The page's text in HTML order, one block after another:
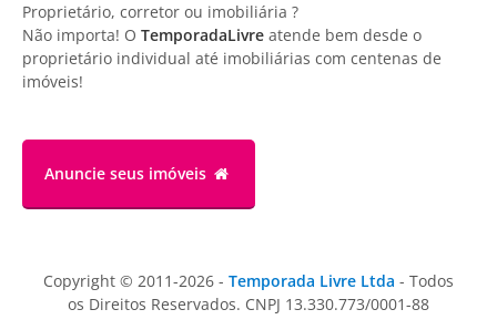
Proprietário, corretor ou imobiliária ?
Não importa! O TemporadaLivre atende bem desde o
proprietário individual até imobiliárias com centenas de
imóveis!
Anuncie seus imóveis
Copyright © 2011-2026 - Temporada Livre Ltda - Todos
os Direitos Reservados. CNPJ 13.330.773/0001-88